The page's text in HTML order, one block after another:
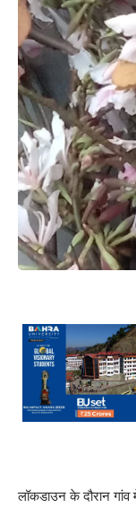
लॉकडाउन के दौरान